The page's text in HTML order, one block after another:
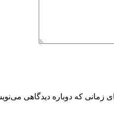
زمانی که دوباره دیدگاهی